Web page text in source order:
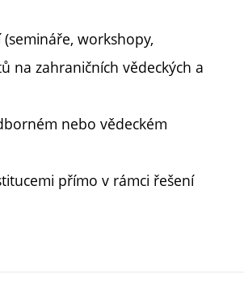
workshopy,
na zahraničních vědeckých a
nebo vědeckém
přímo v rámci řešení